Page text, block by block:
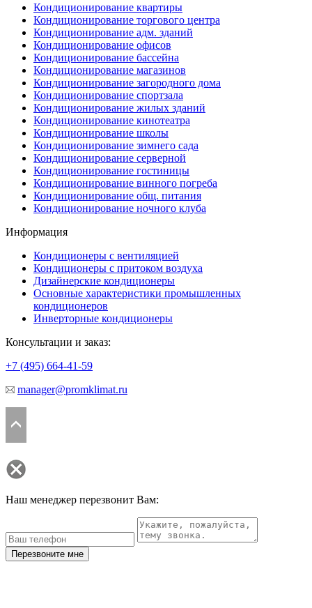
Кондиционирование квартиры
Кондиционирование торгового центра
Кондиционирование адм. зданий
Кондиционирование офисов
Кондиционирование бассейна
Кондиционирование магазинов
Кондиционирование загородного дома
Кондиционирование спортзала
Кондиционирование жилых зданий
Кондиционирование кинотеатра
Кондиционирование школы
Кондиционирование зимнего сада
Кондиционирование серверной
Кондиционирование гостиницы
Кондиционирование винного погреба
Кондиционирование общ. питания
Кондиционирование ночного клуба
Информация
Кондиционеры с вентиляцией
Кондиционеры с притоком воздуха
Дизайнерские кондиционеры
Основные характеристики промышленных
кондиционеров
Инверторные кондиционеры
Консультации и заказ:
+7 (495) 664-41-59
manager@promklimat.ru
Наш менеджер перезвонит Вам:
Перезвоните мне